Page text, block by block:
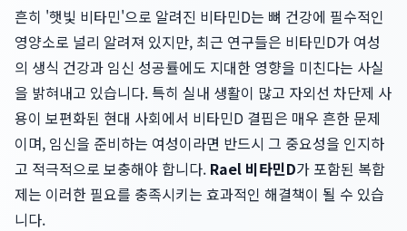
흔히 '햇빛 비타민'으로 알려진 비타민D는 뼈 건강에 필수적인
영양소로 널리 알려져 있지만, 최근 연구들은 비타민D가 여성
의 생식 건강과 임신 성공률에도 지대한 영향을 미친다는 사실
을 밝혀내고 있습니다. 특히 실내 생활이 많고 자외선 차단제 사
용이 보편화된 현대 사회에서 비타민D 결핍은 매우 흔한 문제
이며, 임신을 준비하는 여성이라면 반드시 그 중요성을 인지하
고 적극적으로 보충해야 합니다. Rael 비타민D가 포함된 복합
제는 이러한 필요를 충족시키는 효과적인 해결책이 될 수 있습
니다.